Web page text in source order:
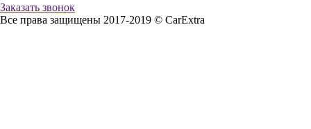
Заказать звонок
Все права защищены 2017-2019 © CarExtra